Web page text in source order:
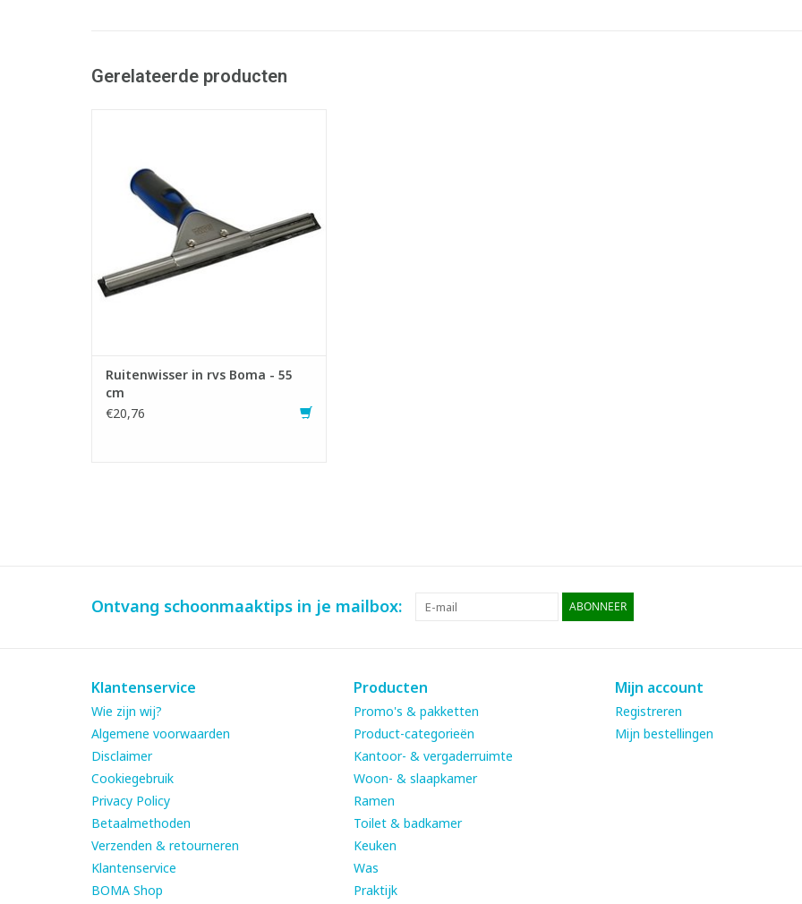
Gerelateerde producten
optimaal in de hand ligt
- Slijtvaste en soepele rubber. Snel en
makkelijk te vervangen
- Kan op diverse telescopische stelen
gemonteerd worden
TOEVOEGEN AAN WINKELWAGEN
Ruitenwisser in rvs Boma - 55
cm
€20,76
Ontvang schoonmaaktips in je mailbox: ABONNEER
Klantenservice
Wie zijn wij?
Algemene voorwaarden
Disclaimer
Cookiegebruik
Privacy Policy
Betaalmethoden
Verzenden & retourneren
Klantenservice
BOMA Shop
Producten
Promo's & pakketten
Product-categorieën
Kantoor- & vergaderruimte
Woon- & slaapkamer
Ramen
Toilet & badkamer
Keuken
Was
Praktijk
Mijn account
Registreren
Mijn bestellingen